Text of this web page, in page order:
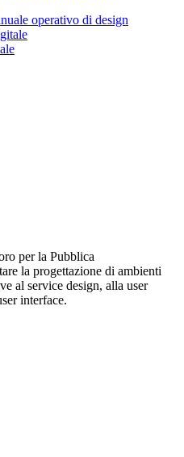
operativo di design
per la Pubblica
la progettazione di ambienti
al service design, alla user
interface.